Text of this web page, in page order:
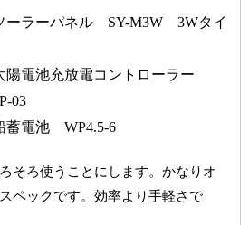
ーラーパネル SY-M3W 3Wタイ
陽電池充放電コントローラー
03
蓄電池 WP4.5-6
そろ使うことにします。かなりオ
ペックです。効率より手軽さで